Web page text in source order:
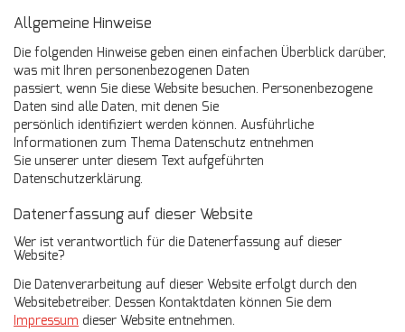
Allgemeine Hinweise
Die folgenden Hinweise geben einen einfachen Überblick darüber,
was mit Ihren personenbezogenen Daten
passiert, wenn Sie diese Website besuchen. Personenbezogene
Daten sind alle Daten, mit denen Sie
persönlich identifiziert werden können. Ausführliche
Informationen zum Thema Datenschutz entnehmen
Sie unserer unter diesem Text aufgeführten
Datenschutzerklärung.
Datenerfassung auf dieser Website
Wer ist verantwortlich für die Datenerfassung auf dieser
Website?
Die Datenverarbeitung auf dieser Website erfolgt durch den
Websitebetreiber. Dessen Kontaktdaten können Sie dem
Impressum dieser Website entnehmen.